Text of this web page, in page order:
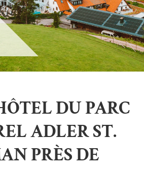
DU PARC
ADLER ST.
PRÈS DE